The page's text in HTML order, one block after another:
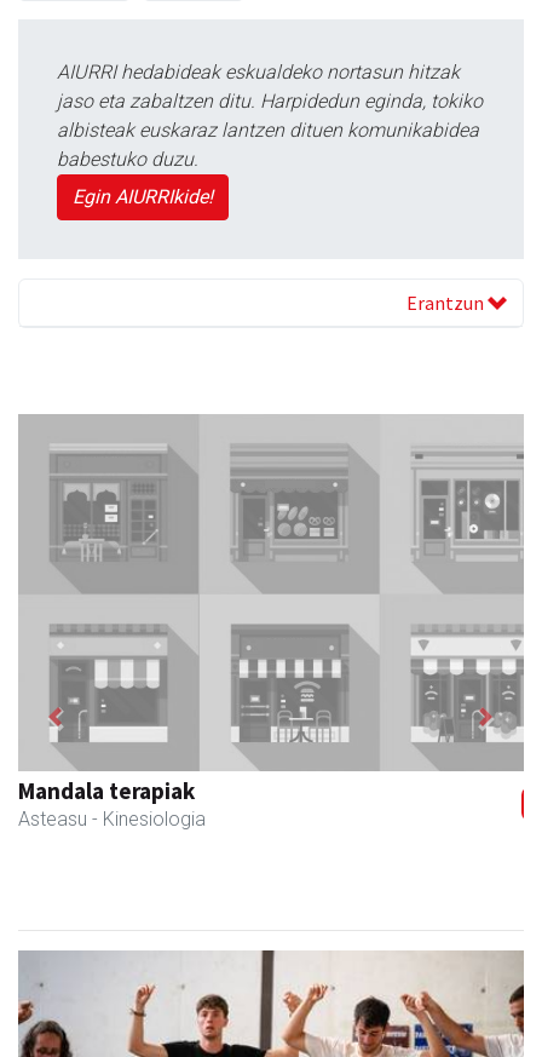
AIURRI hedabideak eskualdeko nortasun hitzak
jaso eta zabaltzen ditu. Harpidedun eginda, tokiko
albisteak euskaraz lantzen dituen komunikabidea
babestuko duzu.
Egin AIURRIkide!
Erantzun
Mandala terapiak
Asteasu - Kinesiologia
Previous Next